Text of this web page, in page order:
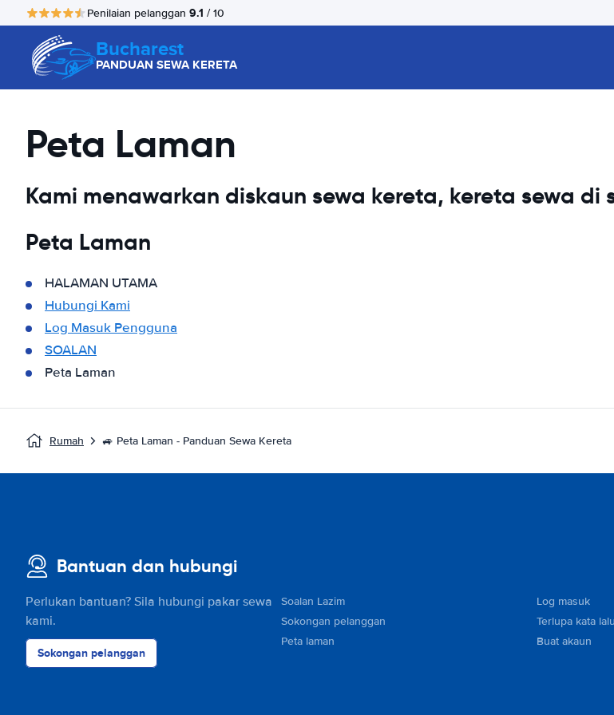
Penilaian pelanggan 9.1 / 10
Bucharest
PANDUAN SEWA KERETA
Peta Laman
Kami menawarkan diskaun sewa kereta, kereta sewa
Peta Laman
HALAMAN UTAMA
Hubungi Kami
Log Masuk Pengguna
SOALAN
Peta Laman
Rumah 🚙 Peta Laman - Panduan Sewa Kereta
Bantuan dan hubungi
Perlukan bantuan? Sila hubungi pakar sewa
kami.
Sokongan pelanggan
Soalan Lazim
Sokongan pelanggan
Peta laman
Log masuk
Terlupa kata
Buat akaun